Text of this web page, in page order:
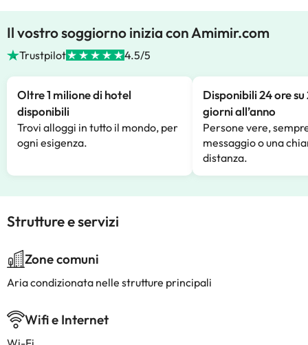
Il vostro soggiorno inizia con Amimir.com
Trustpilot 4.5/5
Oltre 1 milione di hotel
disponibili
Trovi alloggi in tutto il mondo, per
ogni esigenza.
Disponibili 24 ore su
giorni all’anno
Persone vere,
messaggio o una
distanza.
Strutture e servizi
Zone comuni
Aria condizionata nelle strutture principali
Wifi e Internet